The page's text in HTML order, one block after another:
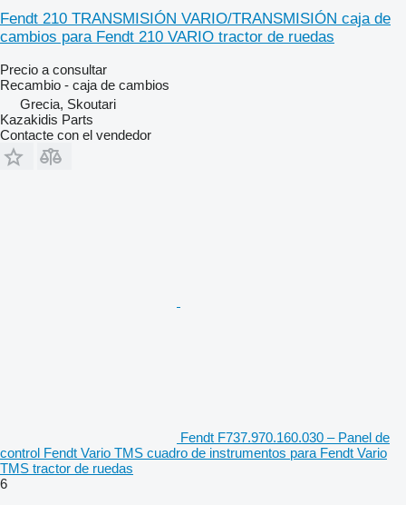
Fendt 210 TRANSMISIÓN VARIO/TRANSMISIÓN caja de
cambios para Fendt 210 VARIO tractor de ruedas
Precio a consultar
Recambio - caja de cambios
Grecia, Skoutari
Kazakidis Parts
Contacte con el vendedor
Fendt F737.970.160.030 – Panel de
control Fendt Vario TMS cuadro de instrumentos para Fendt Vario
TMS tractor de ruedas
6